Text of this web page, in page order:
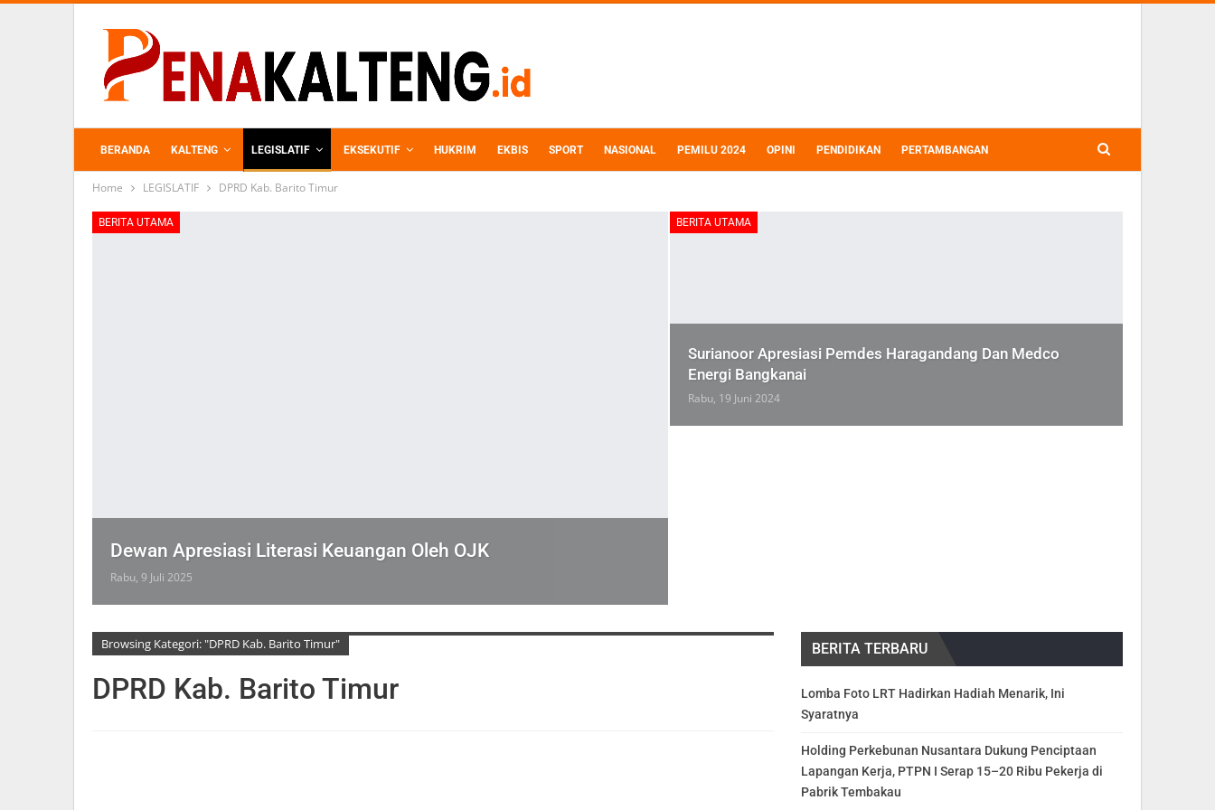
BERANDA KALTENG LEGISLATIF EKSEKUTIF HUKRIM EKBIS SPORT NASIONAL PEMILU 2024 OPINI PENDIDIKAN PERTAMBANGAN
PERKEBUNAN
Home LEGISLATIF DPRD Kab. Barito Timur
BERITA UTAMA
Dewan Apresiasi Literasi Keuangan Oleh OJK
Rabu, 9 Juli 2025
BERITA UTAMA
Surianoor Apresiasi Pemdes Haragandang Dan Medco
Energi Bangkanai
Rabu, 19 Juni 2024
Browsing Kategori: "DPRD Kab. Barito Timur"
DPRD Kab. Barito Timur
BERITA TERBARU
Lomba Foto LRT Hadirkan Hadiah Menarik, Ini
Syaratnya
Holding Perkebunan Nusantara Dukung Penciptaan
Lapangan Kerja, PTPN I Serap 15–20 Ribu Pekerja di
Pabrik Tembakau